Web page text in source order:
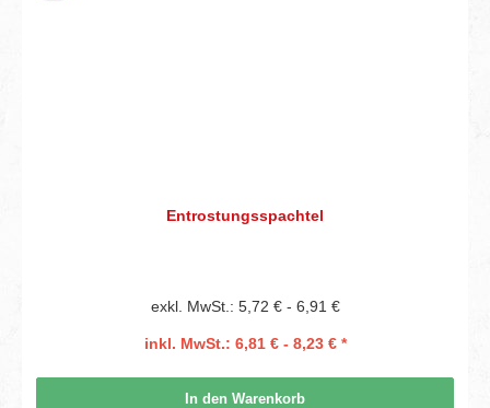
Entrostungsspachtel
exkl. MwSt.: 5,72 € - 6,91 €
inkl. MwSt.: 6,81 € - 8,23 € *
In den Warenkorb